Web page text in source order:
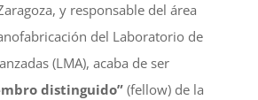
y responsable del área
del Laboratorio de
(LMA), acaba de ser
distinguido”(fellow) de la